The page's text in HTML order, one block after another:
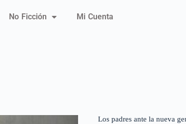
No Ficción Mi Cuenta
Los padres ante la nueva